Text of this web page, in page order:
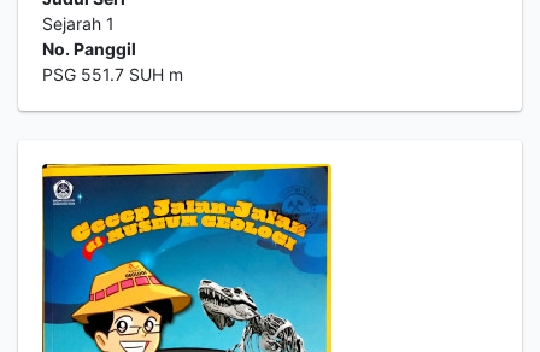
Sejarah 1
No. Panggil
PSG 551.7 SUH m